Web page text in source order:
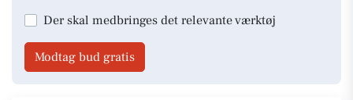
Der skal medbringes det relevante værktøj
Modtag bud gratis